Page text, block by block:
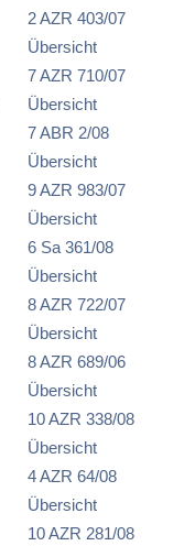
2 AZR 403/07
Übersicht
7 AZR 710/07
Übersicht
7 ABR 2/08
Übersicht
9 AZR 983/07
Übersicht
6 Sa 361/08
Übersicht
8 AZR 722/07
Übersicht
8 AZR 689/06
Übersicht
10 AZR 338/08
Übersicht
4 AZR 64/08
Übersicht
10 AZR 281/08